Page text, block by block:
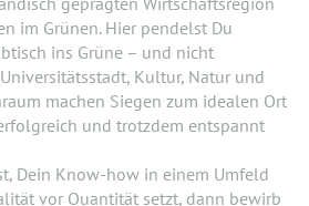
im Grünen. Hier pendelst Du
ins Grüne – und nicht
Kultur, Natur und
machen Siegen zum idealen Ort
und trotzdem entspannt
Dein Know-how in einem Umfeld
vor Quantität setzt, dann bewirb